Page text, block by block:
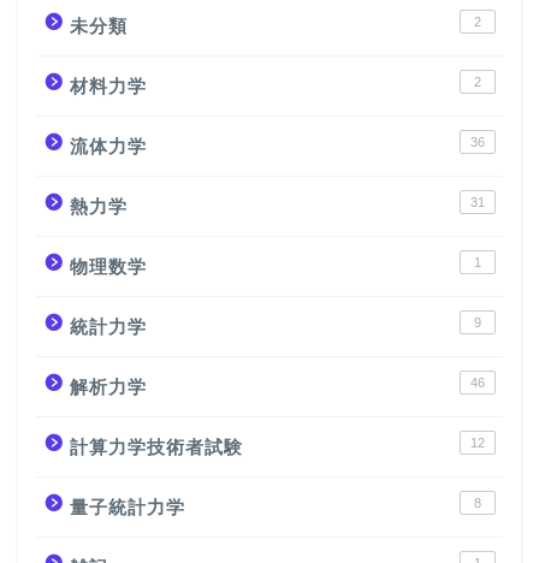
未分類 2
材料力学 2
流体力学 36
熱力学 31
物理数学 1
統計力学 9
解析力学 46
計算力学技術者試験 12
量子統計力学 8